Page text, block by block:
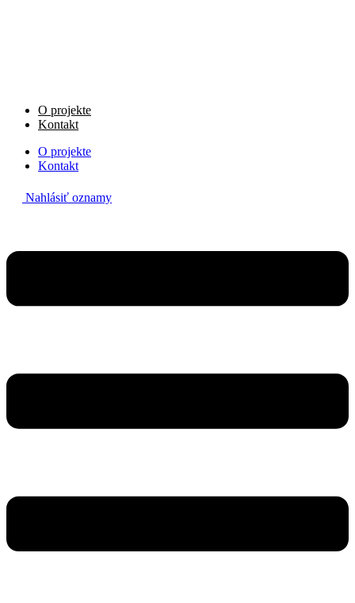
O projekte
Kontakt
O projekte
Kontakt
Nahlásiť oznamy